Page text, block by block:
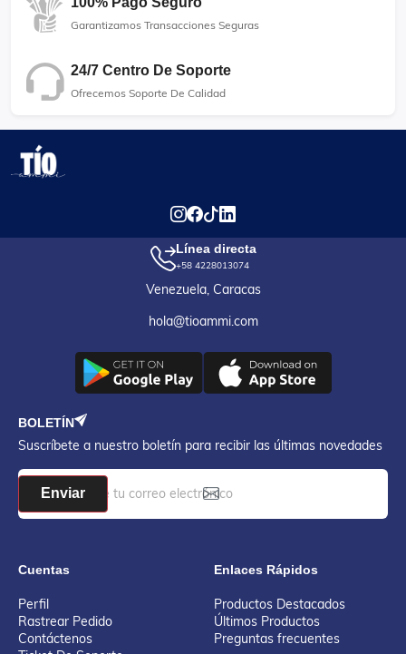
Garantizamos Transacciones Seguras
24/7 Centro De Soporte
Ofrecemos Soporte De Calidad
Línea directa
+58 4228013074
Venezuela, Caracas
hola@tioammi.com
BOLETÍN
Suscríbete a nuestro boletín para recibir las últimas novedades
Enviar
Cuentas
Perfil
Rastrear Pedido
Contáctenos
Enlaces Rápidos
Productos Destacados
Últimos Productos
Preguntas frecuentes